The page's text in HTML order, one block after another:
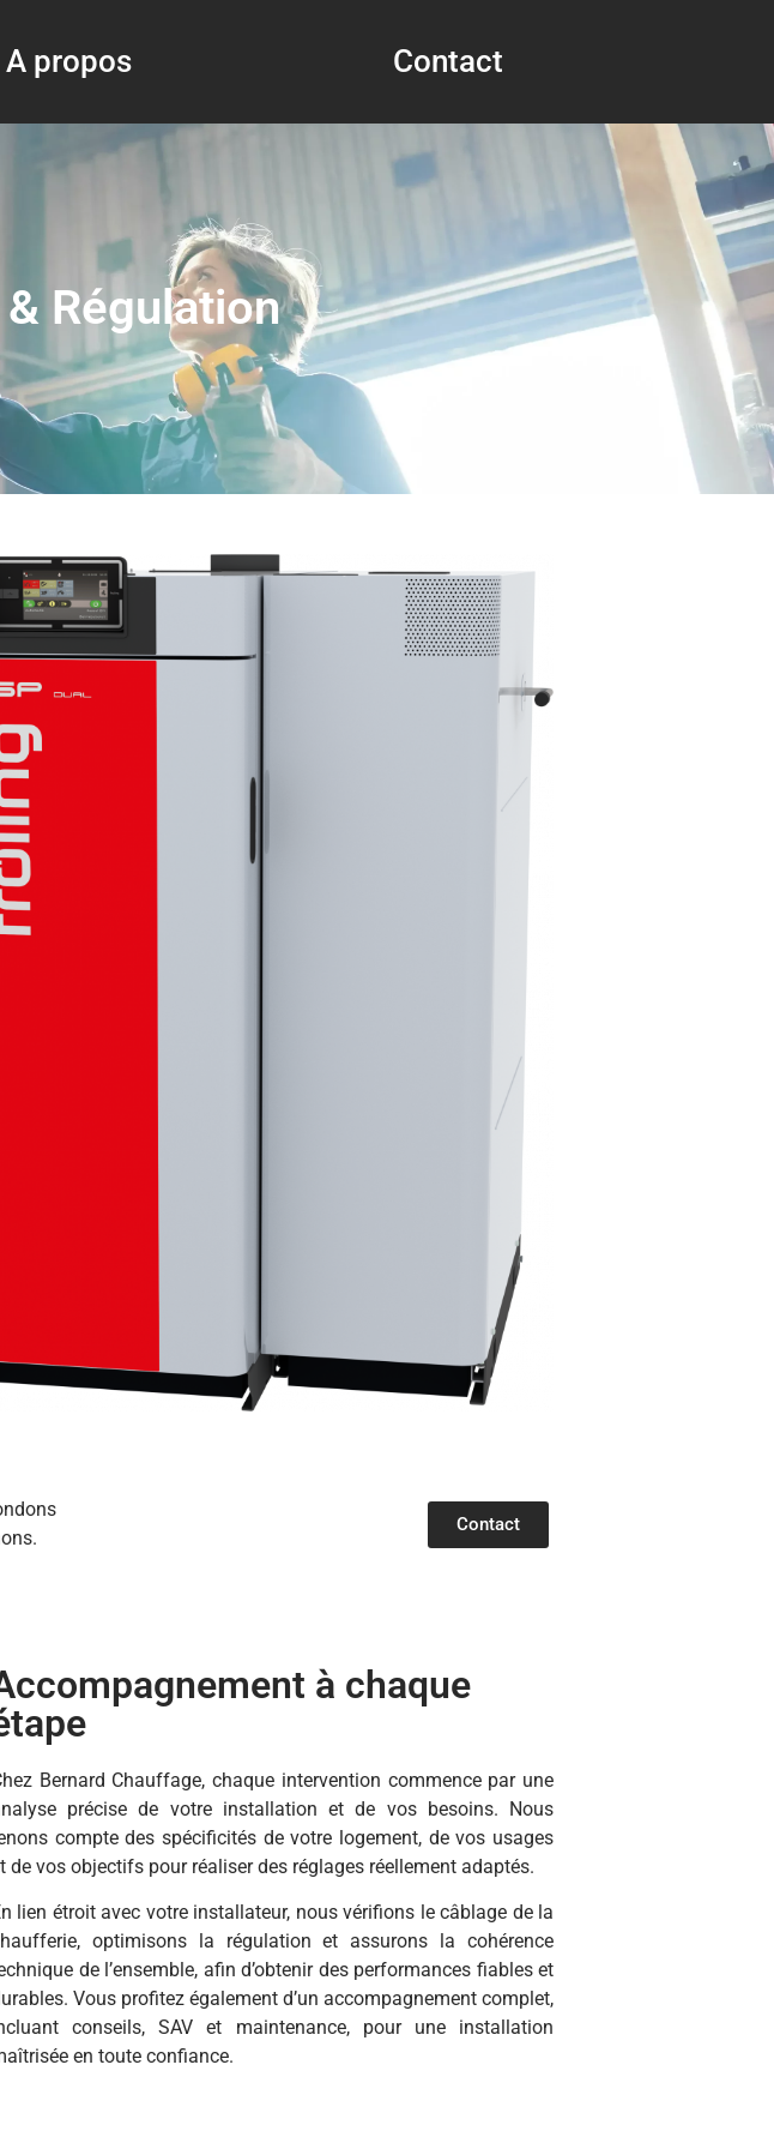
A propos Contact
Régulation
Contact
à chaque
Bernard Chauffage, chaque intervention commence par une
précise de votre installation et de vos besoins. Nous
compte des spécificités de votre logement, de vos usages
de vos objectifs pour réaliser des réglages réellement adaptés.
lien étroit avec votre installateur, nous vérifions le câblage de la
optimisons la régulation et assurons la cohérence
de l’ensemble, afin d’obtenir des performances fiables et
Vous profitez également d’un accompagnement complet,
conseils, SAV et maintenance, pour une installation
en toute confiance.